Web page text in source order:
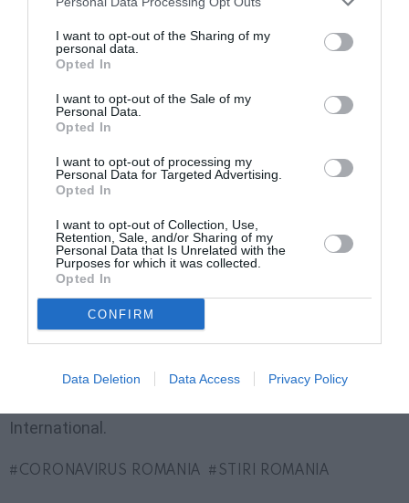
I want to opt-out of the Sharing of my
personal data.
Opted In
I want to opt-out of the Sale of my
Personal Data.
Opted In
I want to opt-out of processing my
Personal Data for Targeted Advertising.
Opted In
I want to opt-out of Collection, Use,
Retention, Sale, and/or Sharing of my
Personal Data that Is Unrelated with the
Purposes for which it was collected.
Opted In
CONFIRM
Data Deletion Data Access Privacy Policy
național care s-au accentuat în contextul pandemiei
COVID-19. Raportul Curţii de Conturi privind achizițiile
derulate pentru combaterea pandemiei au arătat
grave deficiențe atât în administrația locală cât și
cea centrală.
Practicile corupte din companii, care la nivel
declarativ își asumă politici de integritate, au fost de
natură a afecta credibilitatea mediului de afaceri, iar
campaniile de cosmetizare a imaginii au avut ca
efect reducerea vigilenței publice.
Societatea românească și-a pierdut semnificativ
aplombul în a sancționa corupția și lipsa de
integritate ca flagel general și s-a manifestat mai
International.
CORONAVIRUS ROMANIA STIRI ROMANIA